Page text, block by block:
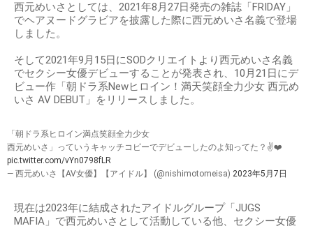
西元めいさとしては、2021年8月27日発売の雑誌「FRIDAY」
でヘアヌードグラビアを披露した際に西元めいさ名義で登場
しました。
そして2021年9月15日にSODクリエイトより西元めいさ名義
でセクシー女優デビューすることが発表され、10月21日にデ
ビュー作「朝ドラ系Newヒロイン！満天笑顔全力少女 西元め
いさ AV DEBUT」をリリースしました。
「朝ドラ系ヒロイン満点笑顔全力少女
西元めいさ」っていうキャッチコピーでデビューしたのよ知ってた？✌️❤️
pic.twitter.com/vYn0798fLR
— 西元めいさ【AV女優】【アイドル】 (@nishimotomeisa) 2023年5月7日
現在は2023年に結成されたアイドルグループ「JUGS
MAFIA」で西元めいさとして活動している他、セクシー女優